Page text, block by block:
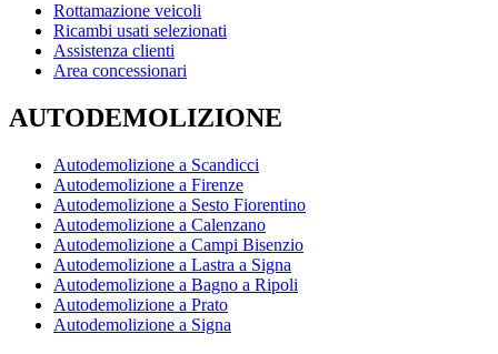
Rottamazione veicoli
Ricambi usati selezionati
Assistenza clienti
Area concessionari
AUTODEMOLIZIONE
Autodemolizione a Scandicci
Autodemolizione a Firenze
Autodemolizione a Sesto Fiorentino
Autodemolizione a Calenzano
Autodemolizione a Campi Bisenzio
Autodemolizione a Lastra a Signa
Autodemolizione a Bagno a Ripoli
Autodemolizione a Prato
Autodemolizione a Signa